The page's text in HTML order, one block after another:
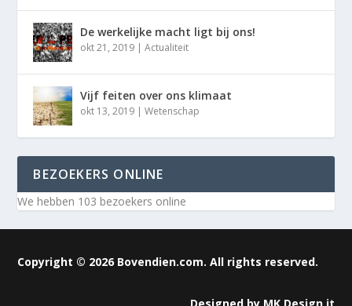
De werkelijke macht ligt bij ons!
okt 21, 2019 |Actualiteit
Vijf feiten over ons klimaat
okt 13, 2019 |Wetenschap
BEZOEKERS ONLINE
We hebben 103 bezoekers online
Copyright © 2026 Bovendien.com. All rights reserved.